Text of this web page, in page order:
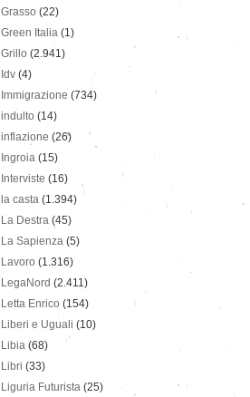
Grasso (22)
Green Italia (1)
Grillo (2.941)
Idv (4)
Immigrazione (734)
indulto (14)
inflazione (26)
Ingroia (15)
Interviste (16)
la casta (1.394)
La Destra (45)
La Sapienza (5)
Lavoro (1.316)
LegaNord (2.411)
Letta Enrico (154)
Liberi e Uguali (10)
Libia (68)
Libri (33)
Liguria Futurista (25)